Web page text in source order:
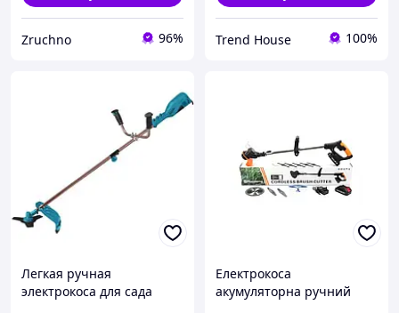
Zruchno 96% Trend House 100%
Легкая ручная
электрокоса для сада
Електрокоса
акумуляторна ручний